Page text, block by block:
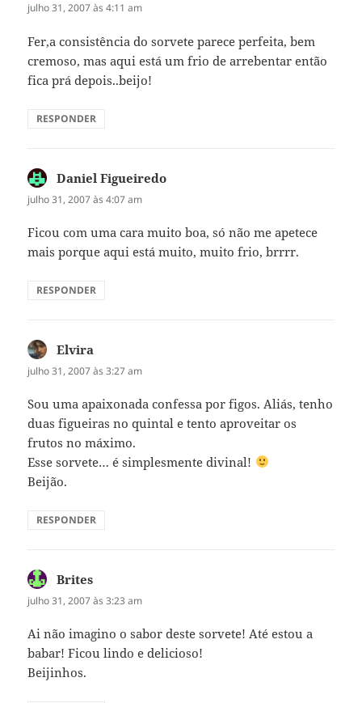
julho 31, 2007 às 4:11 am
Fer,a consistência do sorvete parece perfeita, bem
cremoso, mas aqui está um frio de arrebentar então
fica prá depois..beijo!
RESPONDER
Daniel Figueiredo
julho 31, 2007 às 4:07 am
Ficou com uma cara muito boa, só não me apetece
mais porque aqui está muito, muito frio, brrrr.
RESPONDER
Elvira
julho 31, 2007 às 3:27 am
Sou uma apaixonada confessa por figos. Aliás, tenho
duas figueiras no quintal e tento aproveitar os
frutos no máximo.
Esse sorvete… é simplesmente divinal!
Beijão.
RESPONDER
Brites
julho 31, 2007 às 3:23 am
Ai não imagino o sabor deste sorvete! Até estou a
babar! Ficou lindo e delicioso!
Beijinhos.